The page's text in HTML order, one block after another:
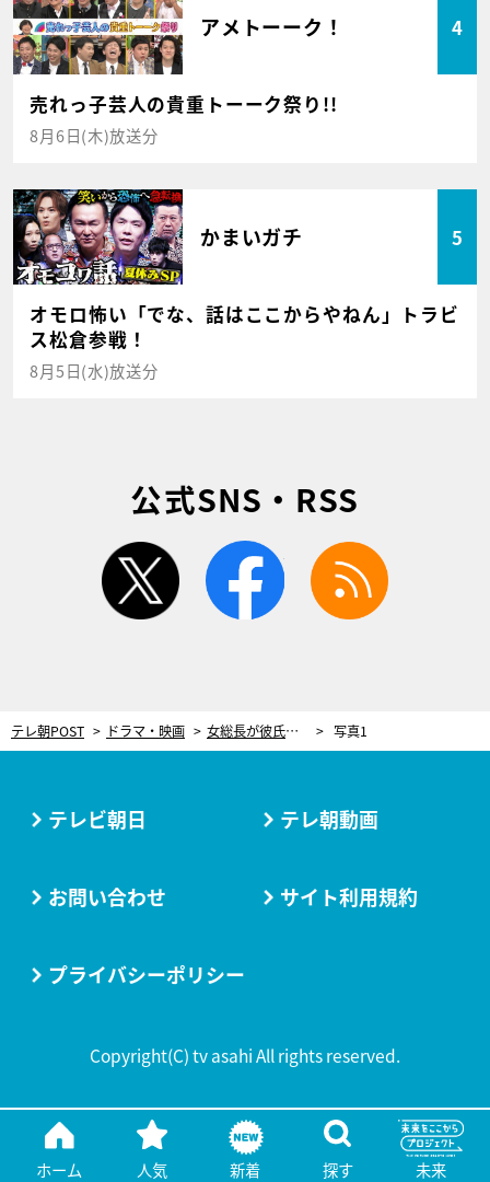
アメトーーク！ 4
売れっ子芸人の貴重トーーク祭り!!
8月6日(木)放送分
かまいガチ 5
オモロ怖い「でな、話はここからやねん」トラビ
ス松倉参戦！
8月5日(水)放送分
公式SNS・RSS
twitter facebook
テレ朝POST ドラマ・映画 女総長が彼氏とベッドイン…寝ている相手にヤリたい放題！＜伝説の頭 翔＞ 写真1
ホーム 人気 新着 探す 未来
テレビ朝日 テレ朝動画
お問い合わせ サイト利用規約
プライバシーポリシー
Copyright(C) tv asahi All rights reserved.